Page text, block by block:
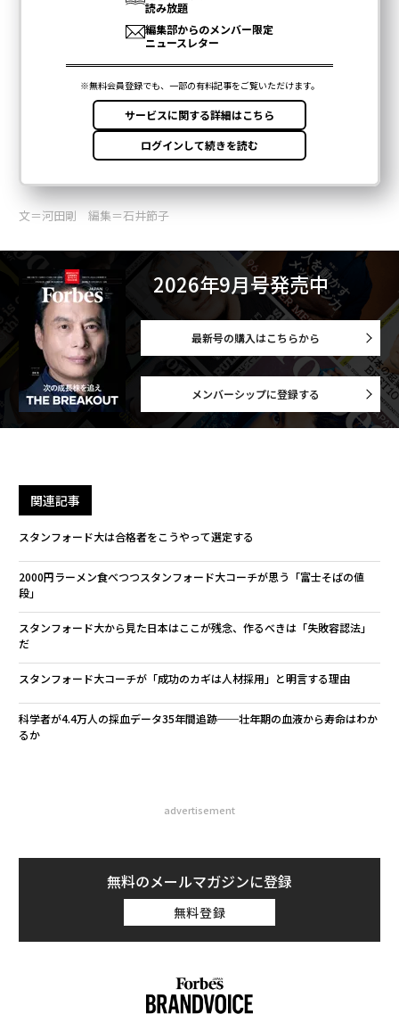
文＝河田剛 編集＝石井節子
2026年9月号発売中
最新号の購入はこちらから
メンバーシップに登録する
関連記事
スタンフォード大は合格者をこうやって選定する
2000円ラーメン食べつつスタンフォード大コーチが思う「富士そばの値
段」
スタンフォード大から見た日本はここが残念、作るべきは「失敗容認法」
だ
スタンフォード大コーチが「成功のカギは人材採用」と明言する理由
科学者が4.4万人の採血データ35年間追跡──壮年期の血液から寿命はわか
るか
advertisement
無料のメールマガジンに登録
無料登録